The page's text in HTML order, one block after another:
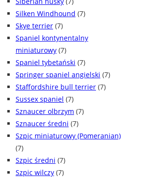
Silken Windhound (7)
Skye terrier (7)
Spaniel kontynentalny
miniaturowy (7)
Spaniel tybetański (7)
Springer spaniel angielski (7)
Staffordshire bull terrier (7)
Sussex spaniel (7)
Sznaucer olbrzym (7)
Sznaucer średni (7)
Szpic miniaturowy (Pomeranian)
(7)
Szpic średni (7)
Szpic wilczy (7)